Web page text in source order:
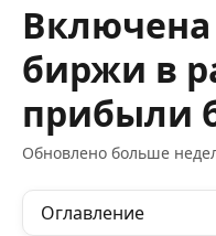
биржи в
прибыли
Обновлено больше
Оглавление